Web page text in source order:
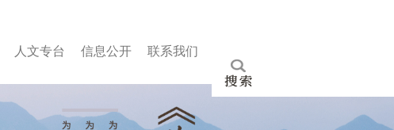
人 文专台 信息公开 联系我们